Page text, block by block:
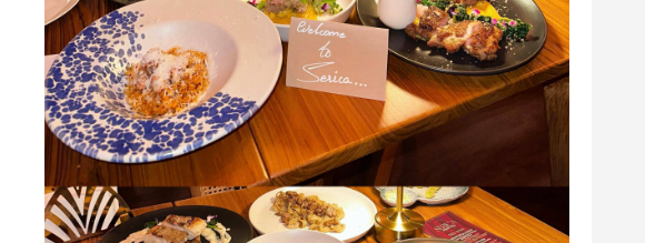
A
A****o
17 ก.ค. 2569
อาหารอร่อยมากๆบริการดีมากๆเชฟเก่งมากๆ
ทุกอย่างดีหมดขอแนะนำเลยค่ะ
ราคาสมเหตุสมผล บริการดี
ได้รับประสบการณ์ดี
กลับมาซื้ออีกครั้ง
บริการแบบมืออาชีพ สื่อสารดี
W
W*****e
It’s a Japanese-Italian
food is absolutely
provide excellent
ได้รับประสบการณ์ดี